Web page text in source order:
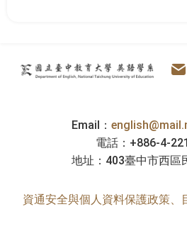
::: 英語
電
Email：
電話：+886-4-
地址：403臺中市西區
資通安全與個人資料保護政策、